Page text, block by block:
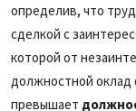
определив, что
сделкой с
которой от
должностной оклад
превышает